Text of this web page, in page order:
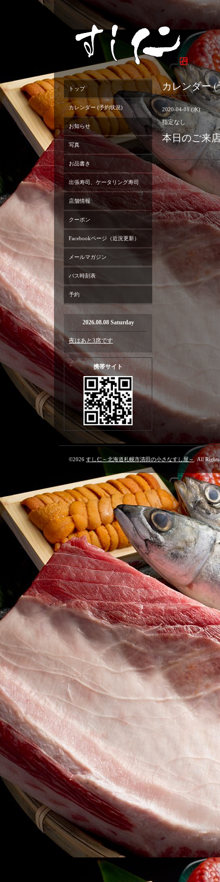
カレンダー
2020-04-01 (水)
指定なし
本日のご来
トップ
カレンダー (予約状況)
お知らせ
写真
お品書き
出張寿司、ケータリング寿司
店舗情報
クーポン
Facebookページ（近況更新）
メールマガジン
バス時刻表
予約
2026.08.08 Saturday
夜はあと3席です
携帯サイト
©2026 すし仁～北海道札幌市清田の小さなすし屋～ . All